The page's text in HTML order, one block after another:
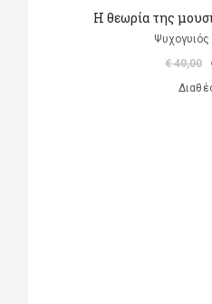
Η θεωρία της
€ 40,00